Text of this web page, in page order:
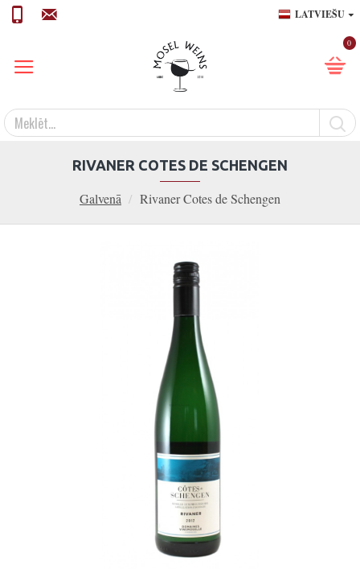
LATVIEŠU
0
Galvenā Rivaner Cotes de Schengen
RIVANER COTES DE SCHENGEN